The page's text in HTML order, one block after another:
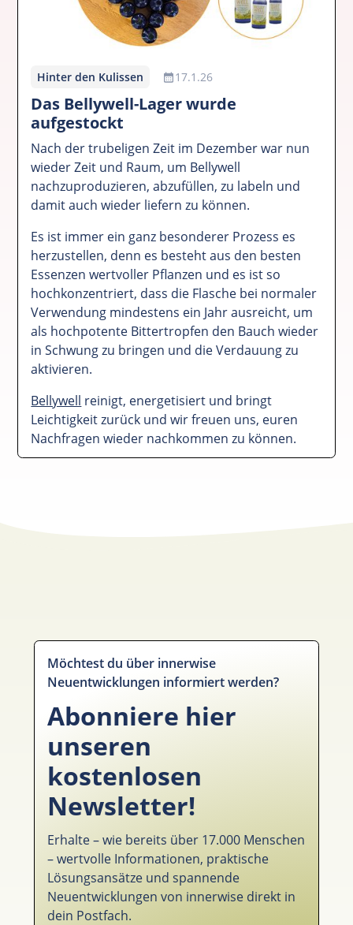
Hinter den Kulissen 17.1.26
Das Bellywell-Lager wurde
aufgestockt
Nach der trubeligen Zeit im Dezember war nun
wieder Zeit und Raum, um Bellywell
nachzuproduzieren, abzufüllen, zu labeln und
damit auch wieder liefern zu können.
Es ist immer ein ganz besonderer Prozess es
herzustellen, denn es besteht aus den besten
Essenzen wertvoller Pflanzen und es ist so
hochkonzentriert, dass die Flasche bei normaler
Verwendung mindestens ein Jahr ausreicht, um
als hochpotente Bittertropfen den Bauch wieder
in Schwung zu bringen und die Verdauung zu
aktivieren.
Bellywell reinigt, energetisiert und bringt
Leichtigkeit zurück und wir freuen uns, euren
Nachfragen wieder nachkommen zu können.
Möchtest du über innerwise
Neuentwicklungen informiert werden?
Abonniere hier
unseren
kostenlosen
Newsletter!
Erhalte – wie bereits über 17.000 Menschen
– wertvolle Informationen, praktische
Lösungsansätze und spannende
Neuentwicklungen von innerwise direkt in
dein Postfach.